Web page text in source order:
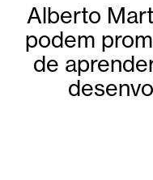
Alberto
podem
de